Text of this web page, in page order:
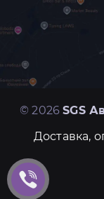
© 2026SGS
Доставка,